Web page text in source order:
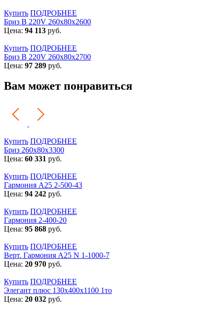
Купить ПОДРОБНЕЕ
Бриз В 220V 260x80x2600
Цена: 94 113 руб.
Купить ПОДРОБНЕЕ
Бриз В 220V 260x80x2700
Цена: 97 289 руб.
Вам может понравиться
Купить ПОДРОБНЕЕ
Бриз 260х80х3300
Цена: 60 331 руб.
Купить ПОДРОБНЕЕ
Гармония А25 2-500-43
Цена: 94 242 руб.
Купить ПОДРОБНЕЕ
Гармония 2-400-20
Цена: 95 868 руб.
Купить ПОДРОБНЕЕ
Верт. Гармония А25 N 1-1000-7
Цена: 20 970 руб.
Купить ПОДРОБНЕЕ
Элегант плюс 130x400x1100 1то
Цена: 20 032 руб.